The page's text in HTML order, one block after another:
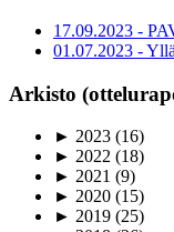
17.09.2023 -
01.07.2023 -
Arkisto
► 2023 (16)
► 2022 (18)
► 2021 (9)
► 2020 (15)
► 2019 (25)